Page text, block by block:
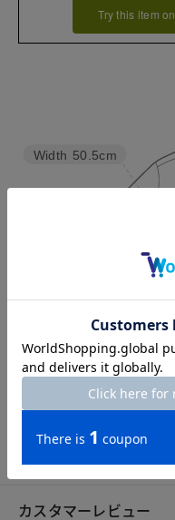
Try this item on
Length 69.5cm
Width 50.5cm
カスタマーレビュー